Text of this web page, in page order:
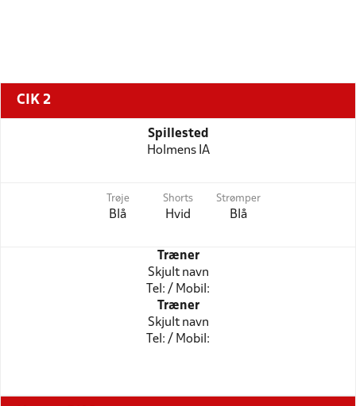
CIK 2
Spillested
Holmens IA
Trøje
Blå
Shorts
Hvid
Strømper
Blå
Træner
Skjult navn
Tel: / Mobil:
Træner
Skjult navn
Tel: / Mobil: